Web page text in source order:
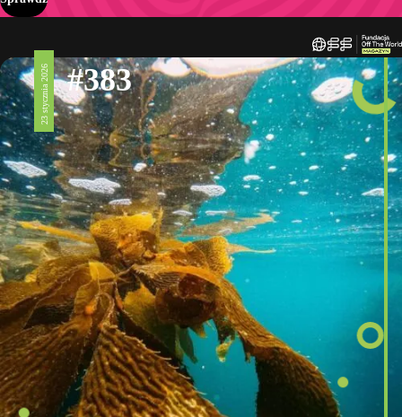
23 stycznia 2026 #383